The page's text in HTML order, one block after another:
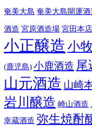
奄美大島 奄美大島開運酒
酒造 宮原酒造場 宮田本店
小正醸造 小
(鹿児島) 小鹿酒造 尾
山元酒造 山崎
岩川醸造 崎山酒造
幸蔵酒造 弥生焼酎